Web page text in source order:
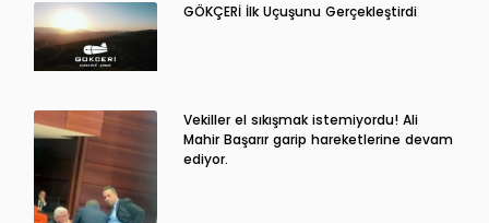
GÖKÇERİ İlk Uçuşunu Gerçekleştirdi
Vekiller el sıkışmak istemiyordu! Ali
Mahir Başarır garip hareketlerine devam
ediyor.